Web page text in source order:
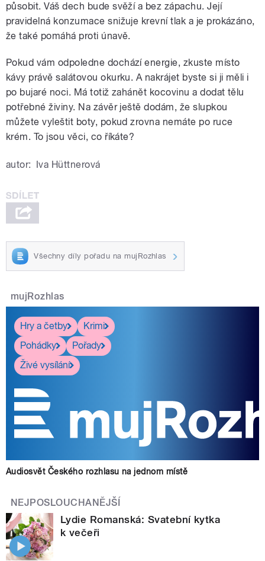
působit. Váš dech bude svěží a bez zápachu. Její
pravidelná konzumace snižuje krevní tlak a je prokázáno,
že také pomáhá proti únavě.
Pokud vám odpoledne dochází energie, zkuste místo
kávy právě salátovou okurku. A nakrájet byste si ji měli i
po bujaré noci. Má totiž zahánět kocovinu a dodat tělu
potřebné živiny. Na závěr ještě dodám, že slupkou
můžete vyleštit boty, pokud zrovna nemáte po ruce
krém. To jsou věci, co říkáte?
autor: Iva Hüttnerová
Všechny díly pořadu na mujRozhlas
mujRozhlas
Hry a četby
Krimi
Pohádky
Pořady
Živé vysílání
Audiosvět Českého rozhlasu na jednom místě
NEJPOSLOUCHANĚJŠÍ
Lydie Romanská: Svatební kytka
k večeři